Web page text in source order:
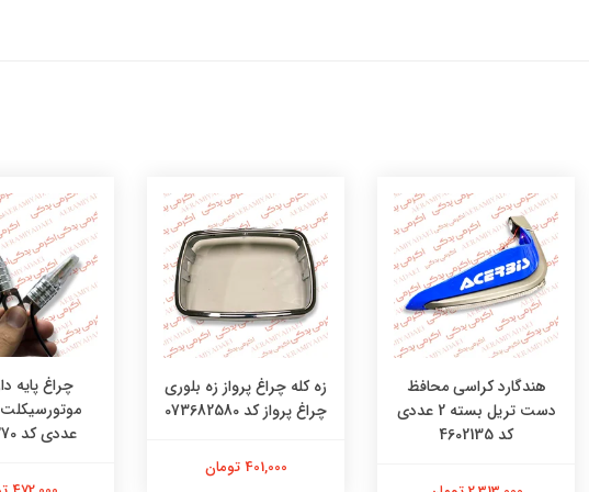
هندگارد کراسی محافظ
دست تریل بسته 2 عددی
کد 4602135
زه کله چراغ پرواز زه بلوری
چراغ پرواز کد 073682580
401,000 تومان
چراغ پایه
عددی کد 48481270